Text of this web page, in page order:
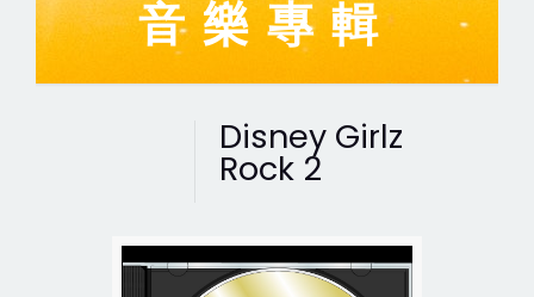
音樂專輯
Disney Girlz
Rock 2